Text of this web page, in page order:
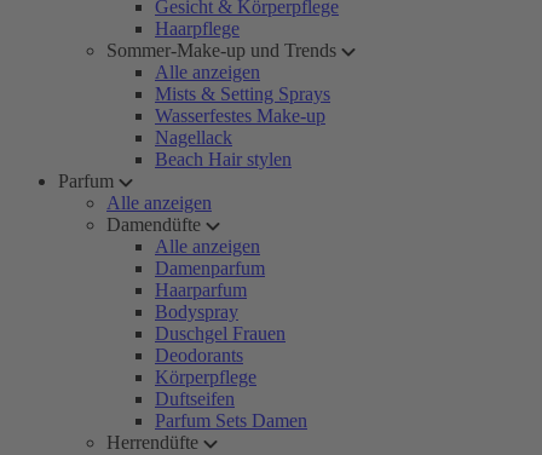
Gesicht & Körperpflege
Haarpflege
Sommer-Make-up und Trends
Alle anzeigen
Mists & Setting Sprays
Wasserfestes Make-up
Nagellack
Beach Hair stylen
Parfum
Alle anzeigen
Damendüfte
Alle anzeigen
Damenparfum
Haarparfum
Bodyspray
Duschgel Frauen
Deodorants
Körperpflege
Duftseifen
Parfum Sets Damen
Herrendüfte